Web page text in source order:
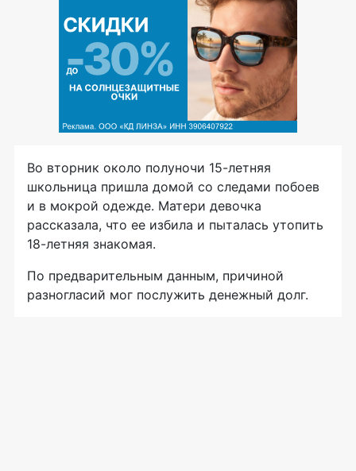
Во вторник около полуночи 15-летняя
школьница пришла домой со следами побоев
и в мокрой одежде. Матери девочка
рассказала, что ее избила и пыталась утопить
18-летняя знакомая.
По предварительным данным, причиной
разногласий мог послужить денежный долг.